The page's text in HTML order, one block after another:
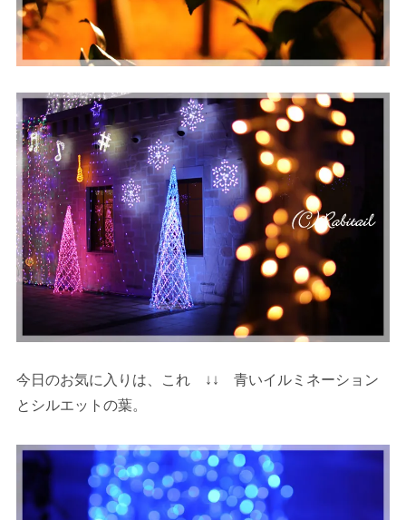
今日のお気に入りは、これ ↓↓ 青いイルミネーション
とシルエットの葉。